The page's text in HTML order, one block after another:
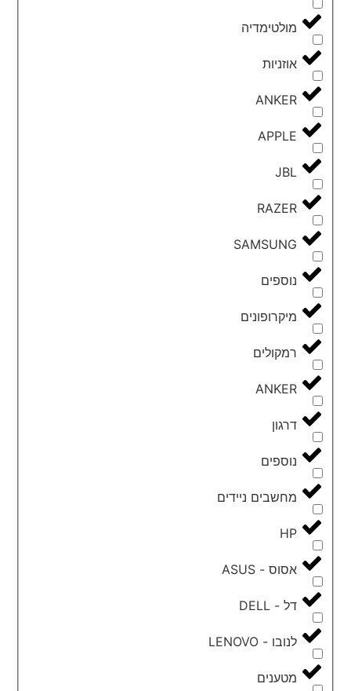
מולטימדיה
אוזניות
ANKER
APPLE
JBL
RAZER
SAMSUNG
נוספים
מיקרופונים
רמקולים
ANKER
דרגון
נוספים
מחשבים ניידים
HP
אסוס - ASUS
דל - DELL
לנובו - LENOVO
מטענים